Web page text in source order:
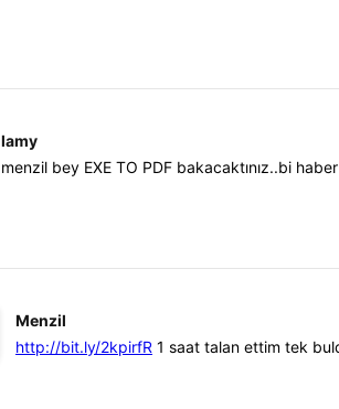
lamy
menzil bey EXE TO PDF bakacaktınız..bi
Menzil
http://bit.ly/2kpirfR 1 saat talan ettim tek